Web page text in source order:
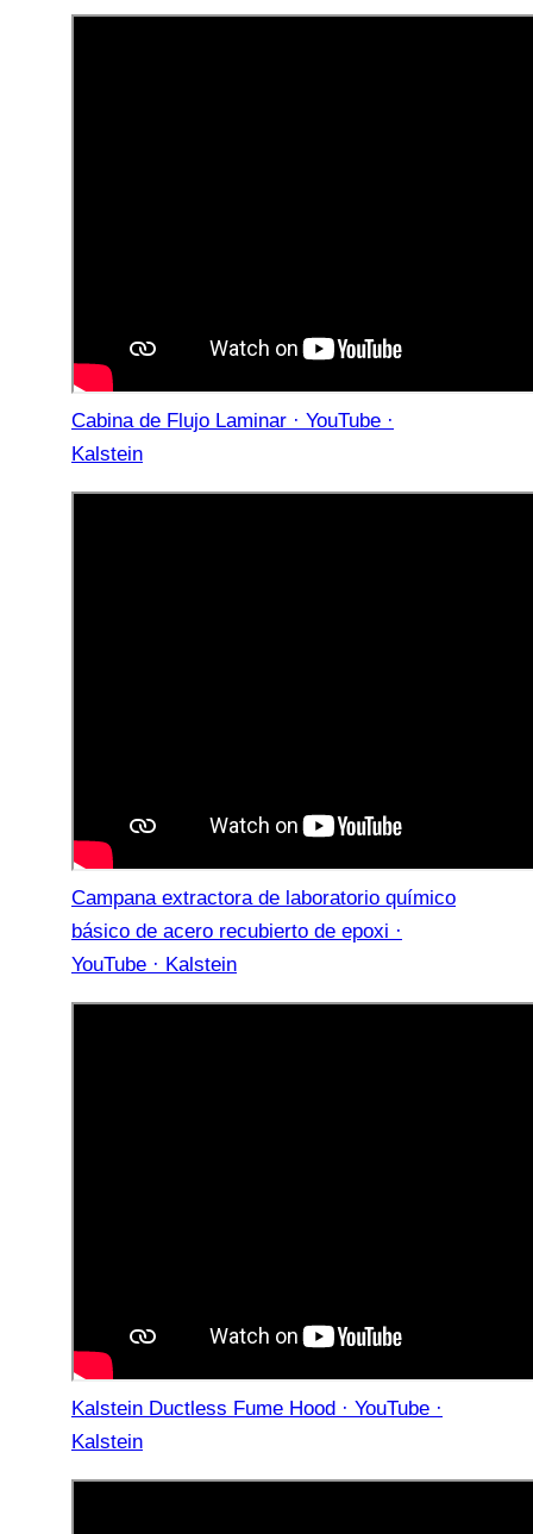
Cabina de Flujo Laminar · YouTube ·
Kalstein
Campana extractora de laboratorio químico
básico de acero recubierto de epoxi ·
YouTube · Kalstein
Kalstein Ductless Fume Hood · YouTube ·
Kalstein